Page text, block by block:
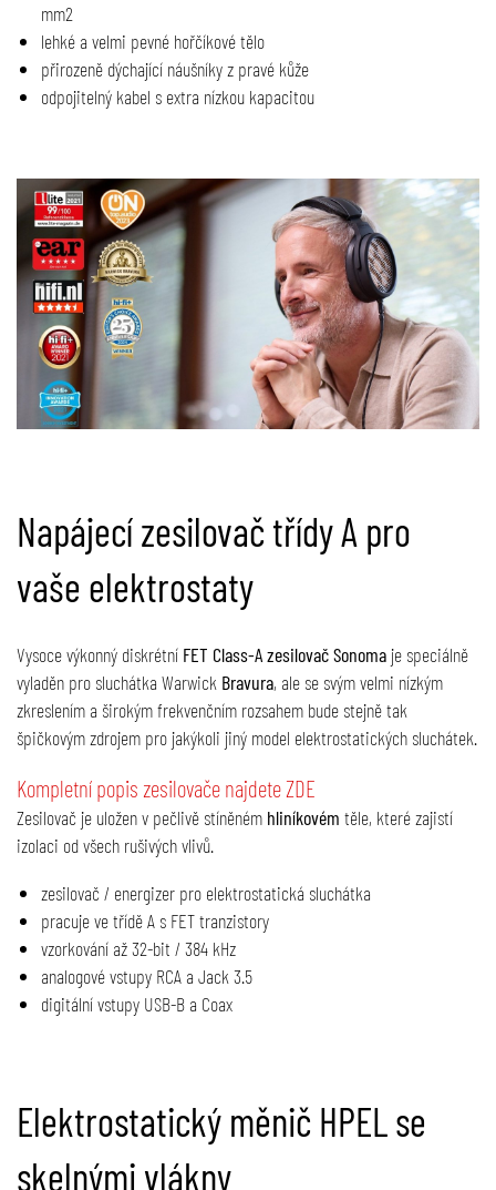
mm2
lehké a velmi pevné hořčíkové tělo
přirozeně dýchající náušníky z pravé kůže
odpojitelný kabel s extra nízkou kapacitou
Napájecí zesilovač třídy A pro
vaše elektrostaty
Vysoce výkonný diskrétní FET Class-A zesilovač Sonomaje speciálně
vyladěn pro sluchátka Warwick Bravura, ale se svým velmi nízkým
zkreslením a širokým frekvenčním rozsahem bude stejně tak
špičkovým zdrojem pro jakýkoli jiný model elektrostatických sluchátek.
Kompletní popis zesilovače najdete ZDE
Zesilovač je uložen v pečlivě stíněném hliníkovém těle, které zajistí
izolaci od všech rušivých vlivů.
zesilovač / energizer pro elektrostatická sluchátka
pracuje ve třídě A s FET tranzistory
vzorkování až 32-bit / 384 kHz
analogové vstupy RCA a Jack 3.5
digitální vstupy USB-B a Coax
Elektrostatický měnič HPEL se
skelnými vlákny